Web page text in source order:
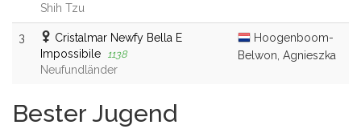
Shih Tzu
3
Cristalmar Newfy Bella E
Impossibile 1138
Neufundländer
Hoogenboom-
Belwon, Agnieszka
Bester Jugend